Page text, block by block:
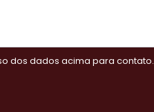
dos dados acima para contato.